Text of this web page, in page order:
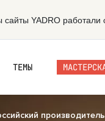
ТЕМЫ